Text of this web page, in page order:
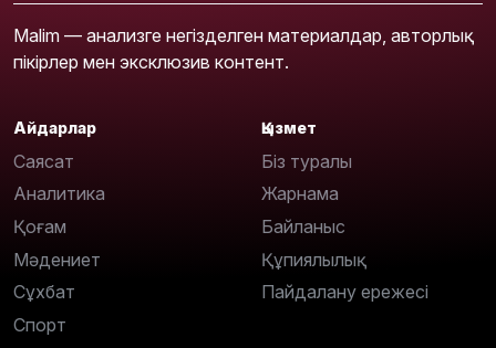
Malim — анализге негізделген материалдар, авторлық
пікірлер мен эксклюзив контент.
Айдарлар
Саясат
Аналитика
Қоғам
Мәдениет
Сұхбат
Спорт
Қызмет
Біз туралы
Жарнама
Байланыс
Құпиялылық
Пайдалану ережесі